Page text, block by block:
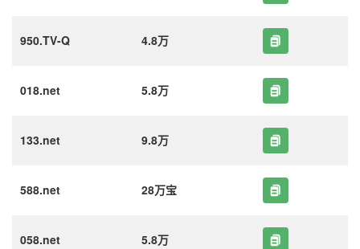
950.TV-Q 4.8万
018.net 5.8万
133.net 9.8万
588.net 28万宝
058.net 5.8万